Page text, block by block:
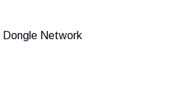
Dongle Network